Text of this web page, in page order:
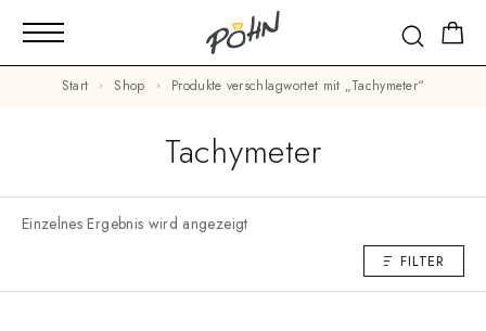
Start Shop Produkte verschlagwortet mit „Tachymeter“
Tachymeter
Einzelnes Ergebnis wird angezeigt
FILTER